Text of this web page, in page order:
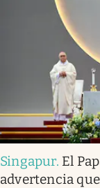
Singapur. El
advertencia